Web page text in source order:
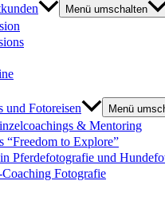
Menü umschalten
und Fotoreisen
Menü
& Mentoring
“Freedom to Explore”
Pferdefotografie und
Fotografie